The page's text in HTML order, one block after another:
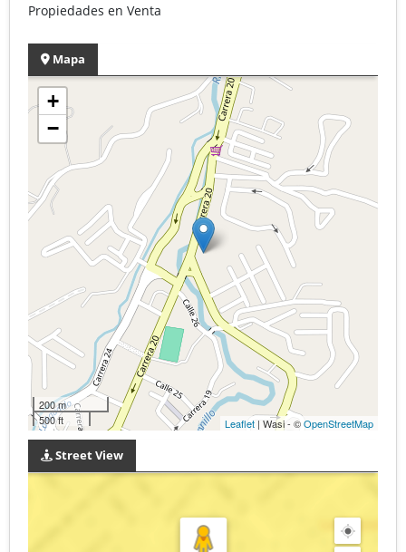
Propiedades en Venta
Mapa
+
−
200 m
500 ft
Leaflet | Wasi - ©OpenStreetMap
Street View